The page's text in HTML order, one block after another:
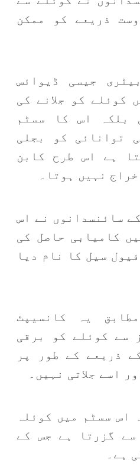
ذریعے کو ممکن
جیسی ڈیوائس
کوئلے کو جلانے کی
بلکہ اس کا سسٹم
توانائی کو بجلی
ہے اس طرح کابن
نہیں ہوتا۔
سائنسدانوں نے اس
کامیابی حاصل کی
سیل کا نام دیا
یہ کانسیپٹ
سے کوئلے کو برقی
ذریعے کے طور پر
اسے جلاتی نہیں۔
اس سسٹم میں کوئلہ
سے گزرتا ہے جس کے
ہے۔